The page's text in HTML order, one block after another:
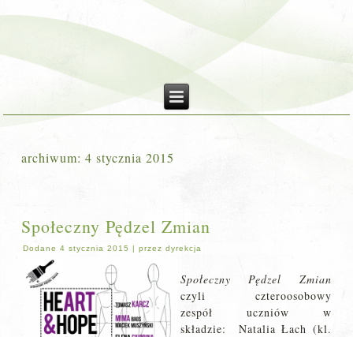
archiwum:4 stycznia 2015
Społeczny Pędzel Zmian
Dodane 4 stycznia 2015 |przez dyrekcja
Społeczny Pędzel Zmian
czyli czteroosobowy
zespół uczniów w
składzie: Natalia Łach (kl.